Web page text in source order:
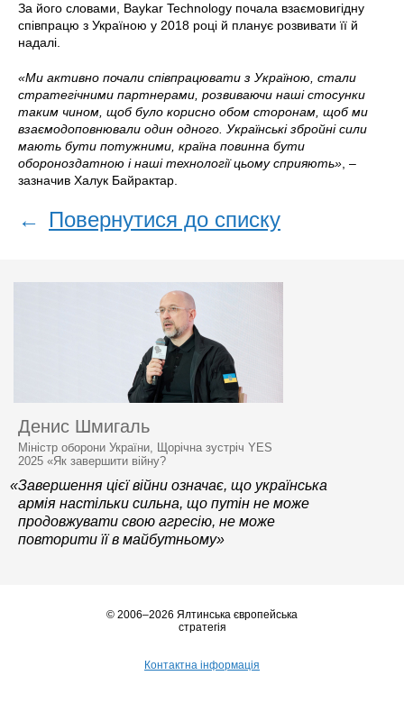
За його словами, Baykar Technology почала взаємовигідну
співпрацю з Україною у 2018 році й планує розвивати її й
надалі.
«Ми активно почали співпрацювати з Україною, стали
стратегічними партнерами, розвиваючи наші стосунки
таким чином, щоб було корисно обом сторонам, щоб ми
взаємодоповнювали один одного. Українські збройні сили
мають бути потужними, країна повинна бути
обороноздатною і наші технології цьому сприяють» , –
зазначив Халук Байрактар.
← Повернутися до списку
Денис Шмигаль
Міністр оборони України, Щорічна зустріч YES
2025 «Як завершити війну?
«Завершення цієї війни означає, що українська
армія настільки сильна, що путін не може
продовжувати свою агресію, не може
повторити її в майбутньому»
© 2006–2026 Ялтинська європейська
стратегія
Контактна інформація